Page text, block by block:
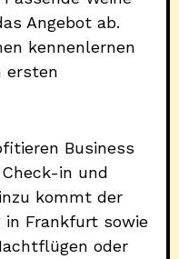
Angebot ab.
kennenlernen
ersten
Business
in und
kommt der
in Frankfurt sowie
oder